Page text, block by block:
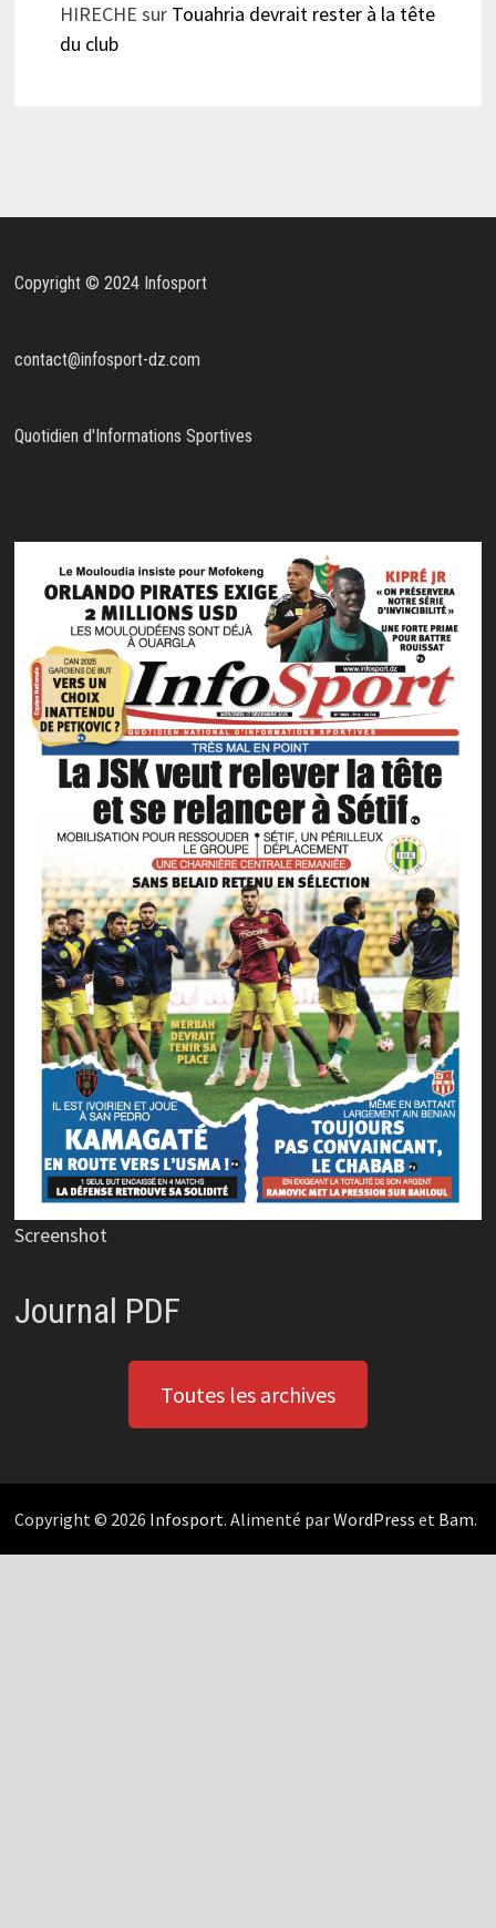
HIRECHE sur Touahria devrait rester à la tête
du club
Copyright © 2024 Infosport
contact@infosport-dz.com
Quotidien d'Informations Sportives
Screenshot
Journal PDF
Toutes les archives
Copyright © 2026 Infosport. Alimenté parWordPress et Bam.